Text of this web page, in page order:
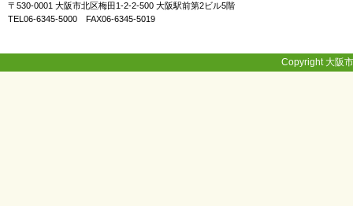
〒530-0001 大阪市北区梅田1-2-2-500 大阪駅前第2ビル5階
TEL06-6345-5000 FAX06-6345-5019
Copyright 大阪